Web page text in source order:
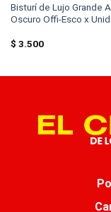
Bisturí de Lujo Grande
Oscuro Offi-Esco x
$ 3.500